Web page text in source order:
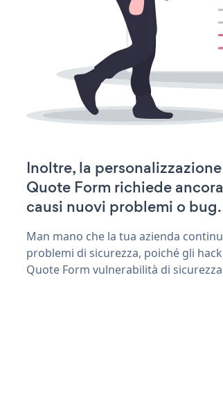
Inoltre, la
Quote Form richiede
causi nuovi problemi o bug.
Man mano che la tua azienda
problemi di sicurezza, poiché gli
Quote Form vulnerabilità di